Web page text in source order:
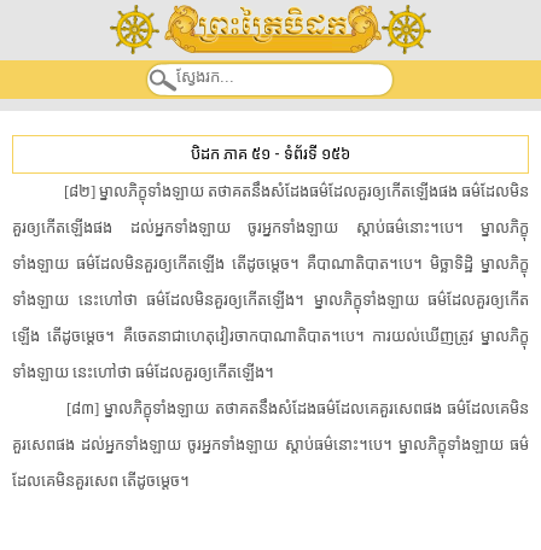
បិដក ភាគ ៥១ - ទំព័រទី ១៥៦
​[​៨២​]​ ​ម្នាល​ភិក្ខុ​ទាំងឡាយ​ ​តថាគត​នឹង​សំដែងធម៌​ដែល​គួរឲ្យ​កើតឡើង​ផង​ ​ធម៌​ដែល​មិន​
គួរឲ្យ​កើតឡើង​ផង​ ​ដល់​អ្នក​ទាំងឡាយ​ ​ចូរ​អ្នក​ទាំងឡាយ​ ​ស្តាប់ធម៌​នោះ​។​បេ​។​ ​ម្នាល​ភិក្ខុ​
ទាំងឡាយ​ ​ធម៌​ដែល​មិន​គួរឲ្យ​កើតឡើង​ ​តើ​ដូចម្តេច​។​ ​គឺ​បាណាតិបាត​។​បេ​។​ ​មិច្ឆាទិដ្ឋិ​ ​ម្នាល​ភិក្ខុ​
ទាំងឡាយ​ ​នេះ​ហៅថា​ ​ធម៌​ដែល​មិន​គួរឲ្យ​កើតឡើង​។​ ​ម្នាល​ភិក្ខុ​ទាំងឡាយ​ ​ធម៌​ដែល​គួរឲ្យ​កើត
ឡើង​ ​តើ​ដូចម្តេច​។​ ​គឺ​ចេតនា​ជាហេតុ​វៀរចាក​បាណាតិបាត​។​បេ​។​ ​ការយល់ឃើញ​ត្រូវ​ ​ម្នាល​ភិក្ខុ​
ទាំងឡាយ​ ​នេះ​ហៅថា​ ​ធម៌​ដែល​គួរឲ្យ​កើតឡើង​។​
[​៨៣​]​ ​ម្នាល​ភិក្ខុ​ទាំងឡាយ​ ​តថាគត​នឹង​សំដែងធម៌​ដែលគេ​គួរ​សេព​ផង​ ​ធម៌​ដែលគេ​មិន​
គួរ​សេព​ផង​ ​ដល់​អ្នក​ទាំងឡាយ​ ​ចូរ​អ្នក​ទាំងឡាយ​ ​ស្តាប់ធម៌​នោះ​។​បេ​។​ ​ម្នាល​ភិក្ខុ​ទាំងឡាយ​ ​ធម៌​
ដែលគេ​មិន​គួរ​សេព​ ​តើ​ដូចម្តេច​។​ ​